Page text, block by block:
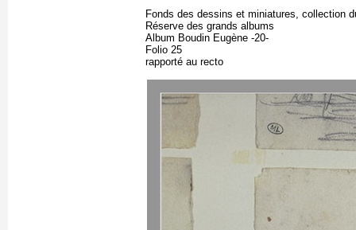
Fonds des dessins et miniatures, collection
Réserve des grands albums
Album Boudin Eugène -20-
Folio 25
rapporté au recto